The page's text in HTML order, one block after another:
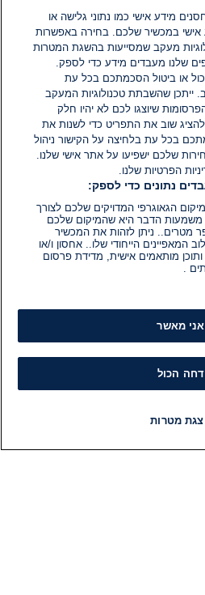
להגיב
מידע אישי כמו נתוני גלישה או
אישי במכשיר שלכם. בחירה באפשרות
מעקב שמסייעות בהשגת המטרות
שלנו מעבדים מידע כדי לספק.
או ביטול הסכמתכם בכל עת
ייתכן שהשבתת טכנולוגיות המעקב
שיוצגו לכם לא יהיו חלק
שוב את התפריט כדי לשנות את
בכל עת בלחיצה על הקישור ניהול
שלכם ישפיעו על אתר אישי שלנו.
הפרטיות שלנו.
נתונים כדי לספק:
הגאוגרפי המדויקים שלכם לצורך
הדבר היא שהמיקום שלכם
מטרים.. ניתן לזהות את המכשיר
הייחודי שלו.. אחסון ו/או
מותאמים אישית, מדידת פרסום
.
אני מאשר
דחה הכול
מטרות